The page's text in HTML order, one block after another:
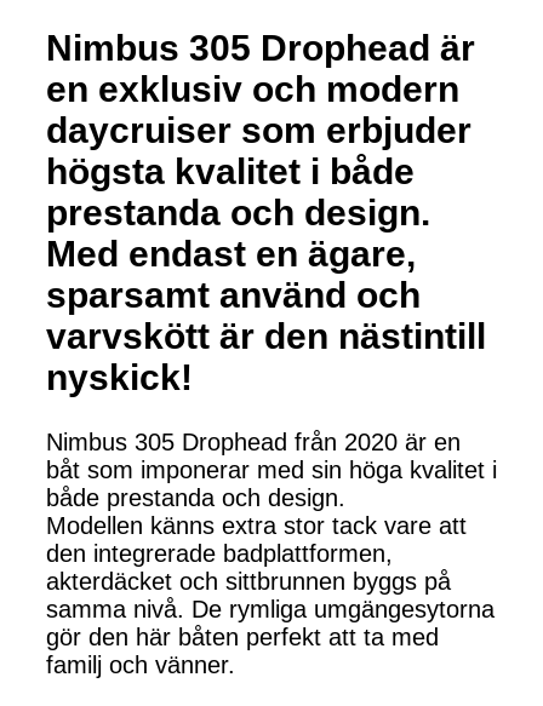
Nimbus 305 Drophead är
en exklusiv och modern
daycruiser som erbjuder
högsta kvalitet i både
prestanda och design.
Med endast en ägare,
sparsamt använd och
varvskött är den nästintill
nyskick!
Nimbus 305 Drophead från 2020 är en
båt som imponerar med sin höga kvalitet i
både prestanda och design.
Modellen känns extra stor tack vare att
den integrerade badplattformen,
akterdäcket och sittbrunnen byggs på
samma nivå. De rymliga umgängesytorna
gör den här båten perfekt att ta med
familj och vänner.